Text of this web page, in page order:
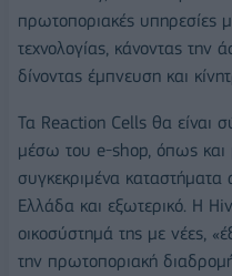
πρωτοποριακές υπηρεσίες
τεχνολογίας, κάνοντας την
δίνοντας έμπνευση και
Τα Reaction Cells θα είναι
μέσω του e-shop, όπως
συγκεκριμένα καταστήματα
Ελλάδα και εξωτερικό. Η
οικοσύστημά της με νέες, «
την πρωτοποριακή